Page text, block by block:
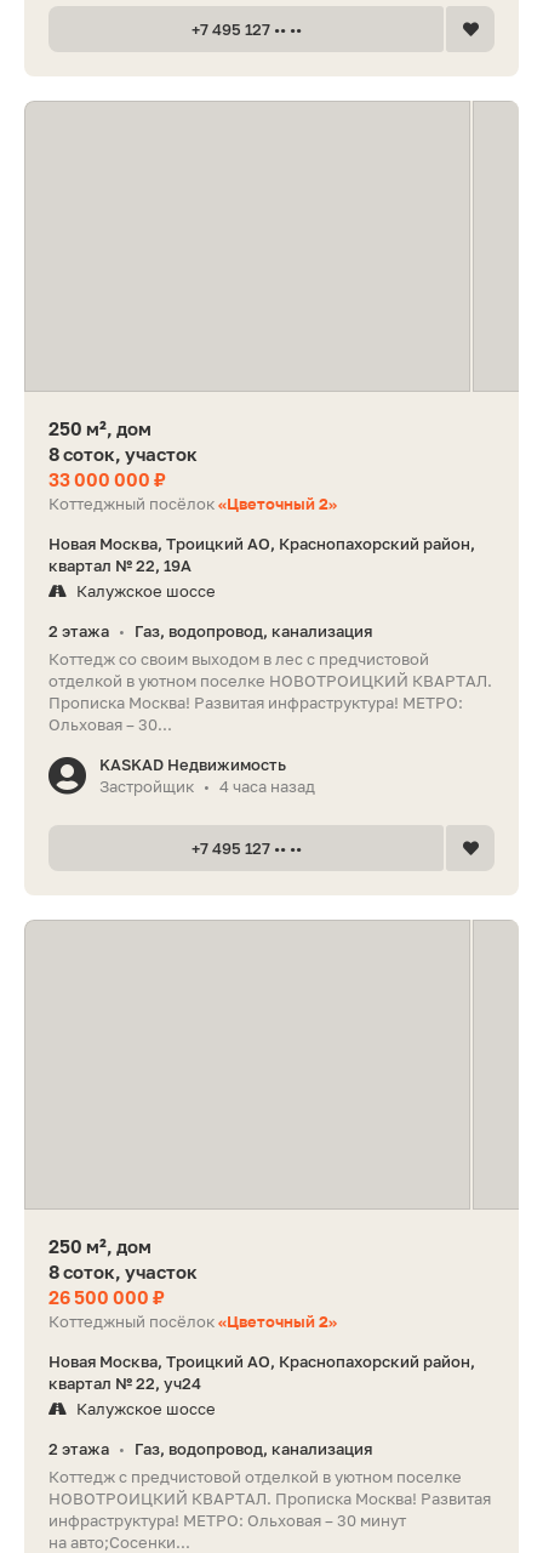
+7 495 127 •• ••
250 м², дом
8 соток, участок
33 000 000 ₽
Коттеджный посёлок«Цветочный 2»
Новая Москва, Троицкий АО, Краснопахорский район,
квартал № 22, 19А
Калужское шоссе
2 этажа •
Газ, водопровод, канализация
Коттедж со своим выходом в лес с предчистовой
отделкой в уютном поселке НОВОТРОИЦКИЙ КВАРТАЛ.
Прописка Москва! Развитая инфраструктура! МЕТРО:
Ольховая – 30...
KASKAD Недвижимость
Застройщик • 4 часа назад
+7 495 127 •• ••
250 м², дом
8 соток, участок
26 500 000 ₽
Коттеджный посёлок«Цветочный 2»
Новая Москва, Троицкий АО, Краснопахорский район,
квартал № 22, уч24
Калужское шоссе
2 этажа •
Газ, водопровод, канализация
Коттедж с предчистовой отделкой в уютном поселке
НОВОТРОИЦКИЙ КВАРТАЛ. Прописка Москва! Развитая
инфраструктура! МЕТРО: Ольховая – 30 минут
на авто;Сосенки...